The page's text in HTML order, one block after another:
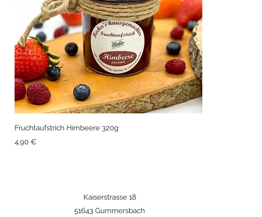
Schnellansicht
Fruchtaufstrich Himbeere 320g
Preis
4,90 €
Kaiserstrasse 18
51643 Gummersbach